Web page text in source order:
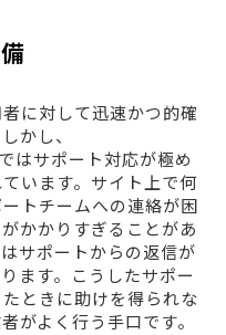
に対して迅速かつ的確
かし、
サポート対応が極め
います。サイト上で何
トチームへの連絡が困
かかりすぎることがあ
サポートからの返信が
ます。こうしたサポー
ときに助けを得られな
がよく行う手口です。